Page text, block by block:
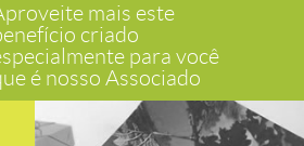
mais este
criado
para você
é nosso Associado